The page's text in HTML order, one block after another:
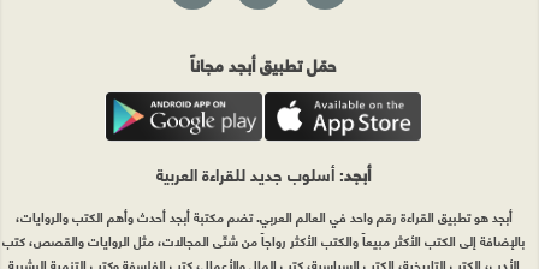
حمّل تطبيق أبجد مجاناً
أبجد: أسلوب جديد للقراءة العربية
أبجد هو تطبيق القراءة رقم واحد في العالم العربي. تضم مكتبة أبجد أحدث وأهم الكتب والروايات،
بالإضافة إلى الكتب الأكثر مبيعاً والكتب الأكثر رواجاً من شتّى المجالات، مثل الروايات والقصص، كتب